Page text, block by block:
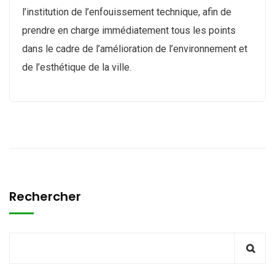
l’institution de l’enfouissement technique, afin de
prendre en charge immédiatement tous les points
dans le cadre de l’amélioration de l’environnement et
de l’esthétique de la ville.
Rechercher